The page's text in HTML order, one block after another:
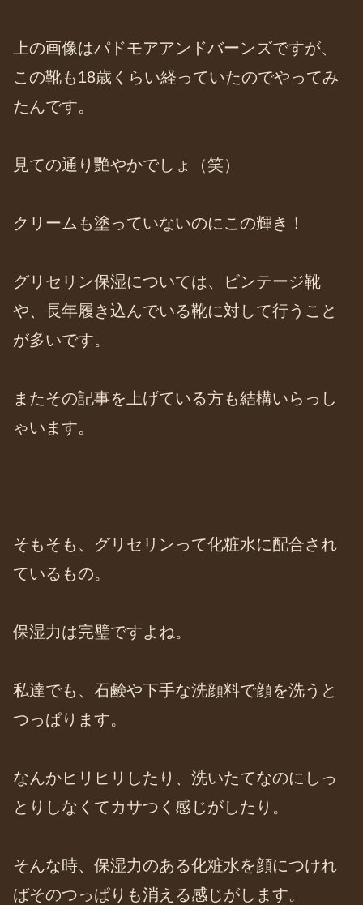
上の画像はパドモアアンドバーンズですが、
この靴も18歳くらい経っていたのでやってみ
たんです。
見ての通り艷やかでしょ（笑）
クリームも塗っていないのにこの輝き！
グリセリン保湿については、ビンテージ靴
や、長年履き込んでいる靴に対して行うこと
が多いです。
またその記事を上げている方も結構いらっし
ゃいます。
そもそも、グリセリンって化粧水に配合され
ているもの。
保湿力は完璧ですよね。
私達でも、石鹸や下手な洗顔料で顔を洗うと
つっぱります。
なんかヒリヒリしたり、洗いたてなのにしっ
とりしなくてカサつく感じがしたり。
そんな時、保湿力のある化粧水を顔につけれ
ばそのつっぱりも消える感じがします。